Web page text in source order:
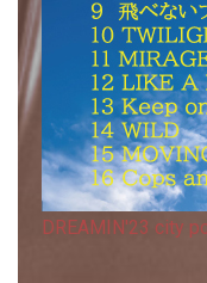
DREAMIN'23 city